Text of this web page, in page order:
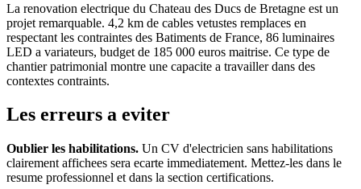
La renovation electrique du Chateau des Ducs de Bretagne est un
projet remarquable. 4,2 km de cables vetustes remplaces en
respectant les contraintes des Batiments de France, 86 luminaires
LED a variateurs, budget de 185 000 euros maitrise. Ce type de
chantier patrimonial montre une capacite a travailler dans des
contextes contraints.
Les erreurs a eviter
Oublier les habilitations. Un CV d'electricien sans habilitations
clairement affichees sera ecarte immediatement. Mettez-les dans le
resume professionnel et dans la section certifications.